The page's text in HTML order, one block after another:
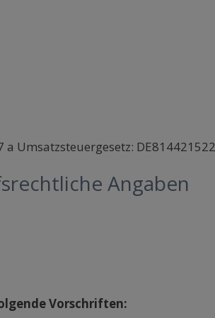
Umsatzsteuergesetz: DE814421522
Angaben
Vorschriften: